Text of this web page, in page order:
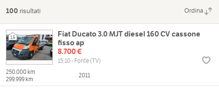
100 risultati Ordina
15
Fiat Ducato 3.0 MJT diesel 160 CV cassone
fisso ap
8.700 €
15:10 - Fonte (TV)
250.000 km
299.999 km
2011